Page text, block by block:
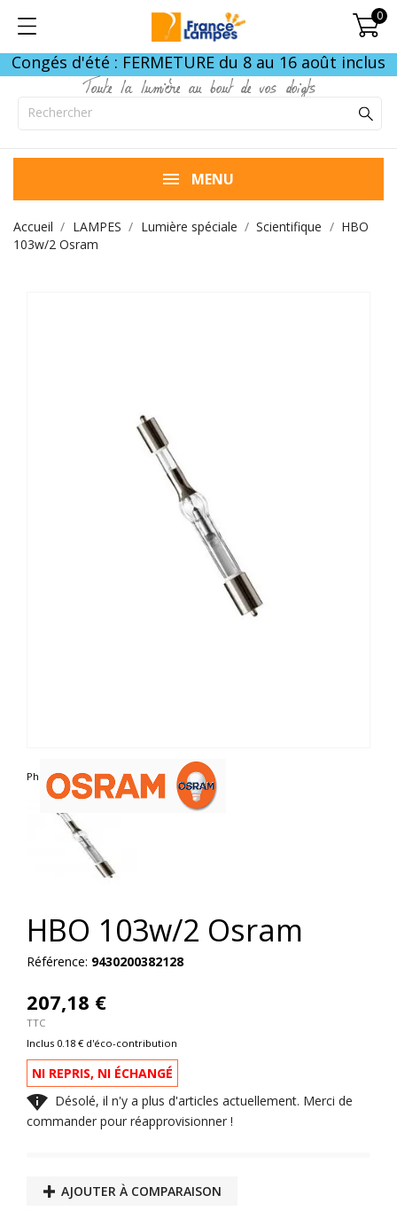
0
Congés d'été : FERMETURE du 8 au 16 août inclus
Toute la lumière au bout de vos doigts
MENU
Accueil LAMPES Lumière spéciale Scientifique
HBO
103w/2 Osram
Photo non contractuelle
HBO 103w/2 Osram
Référence: 9430200382128
207,18 €
TTC
Inclus 0.18 € d'éco-contribution
NI REPRIS, NI ÉCHANGÉ
 Désolé, il n'y a plus d'articles actuellement. Merci de
commander pour réapprovisionner !
AJOUTER À COMPARAISON